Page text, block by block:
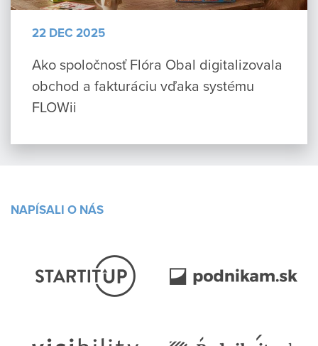
22 DEC 2025
Ako spoločnosť Flóra Obal digitalizovala
obchod a fakturáciu vďaka systému
FLOWii
NAPÍSALI O NÁS